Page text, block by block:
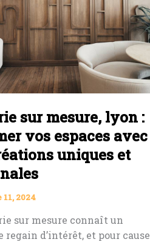
sur mesure, lyon :
vos espaces avec
uniques et
2024
sur mesure connaît un
regain d’intérêt, et pour